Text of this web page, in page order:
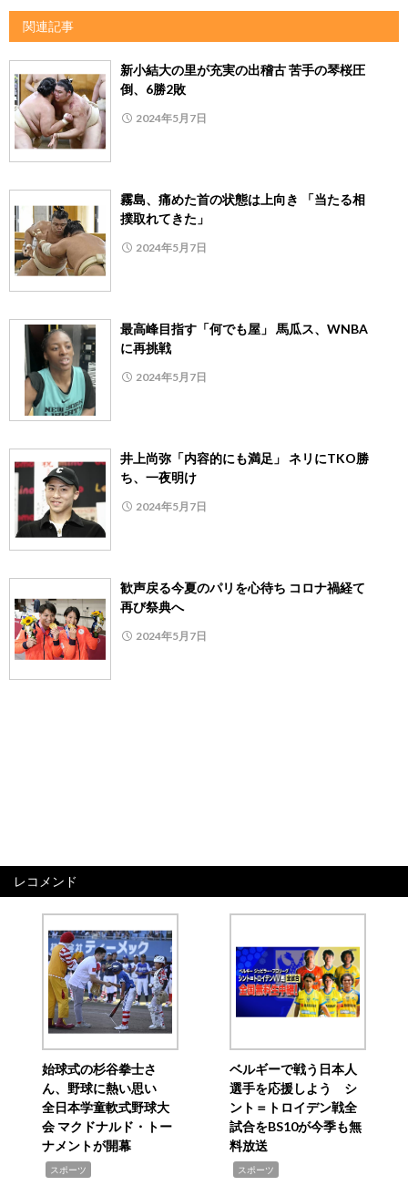
関連記事
新小結大の里が充実の出稽古 苦手の琴桜圧
倒、6勝2敗
2024年5月7日
霧島、痛めた首の状態は上向き 「当たる相
撲取れてきた」
2024年5月7日
最高峰目指す「何でも屋」 馬瓜ス、WNBA
に再挑戦
2024年5月7日
井上尚弥「内容的にも満足」 ネリにTKO勝
ち、一夜明け
2024年5月7日
歓声戻る今夏のパリを心待ち コロナ禍経て
再び祭典へ
2024年5月7日
レコメンド
始球式の杉谷拳士さ
ん、野球に熱い思い
全日本学童軟式野球大
会 マクドナルド・トー
ナメントが開幕
スポーツ
ベルギーで戦う日本人
選手を応援しよう シ
ント＝トロイデン戦全
試合をBS10が今季も無
料放送
スポーツ